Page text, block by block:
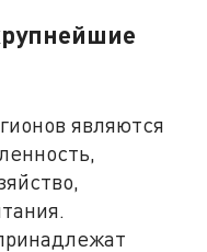
являются